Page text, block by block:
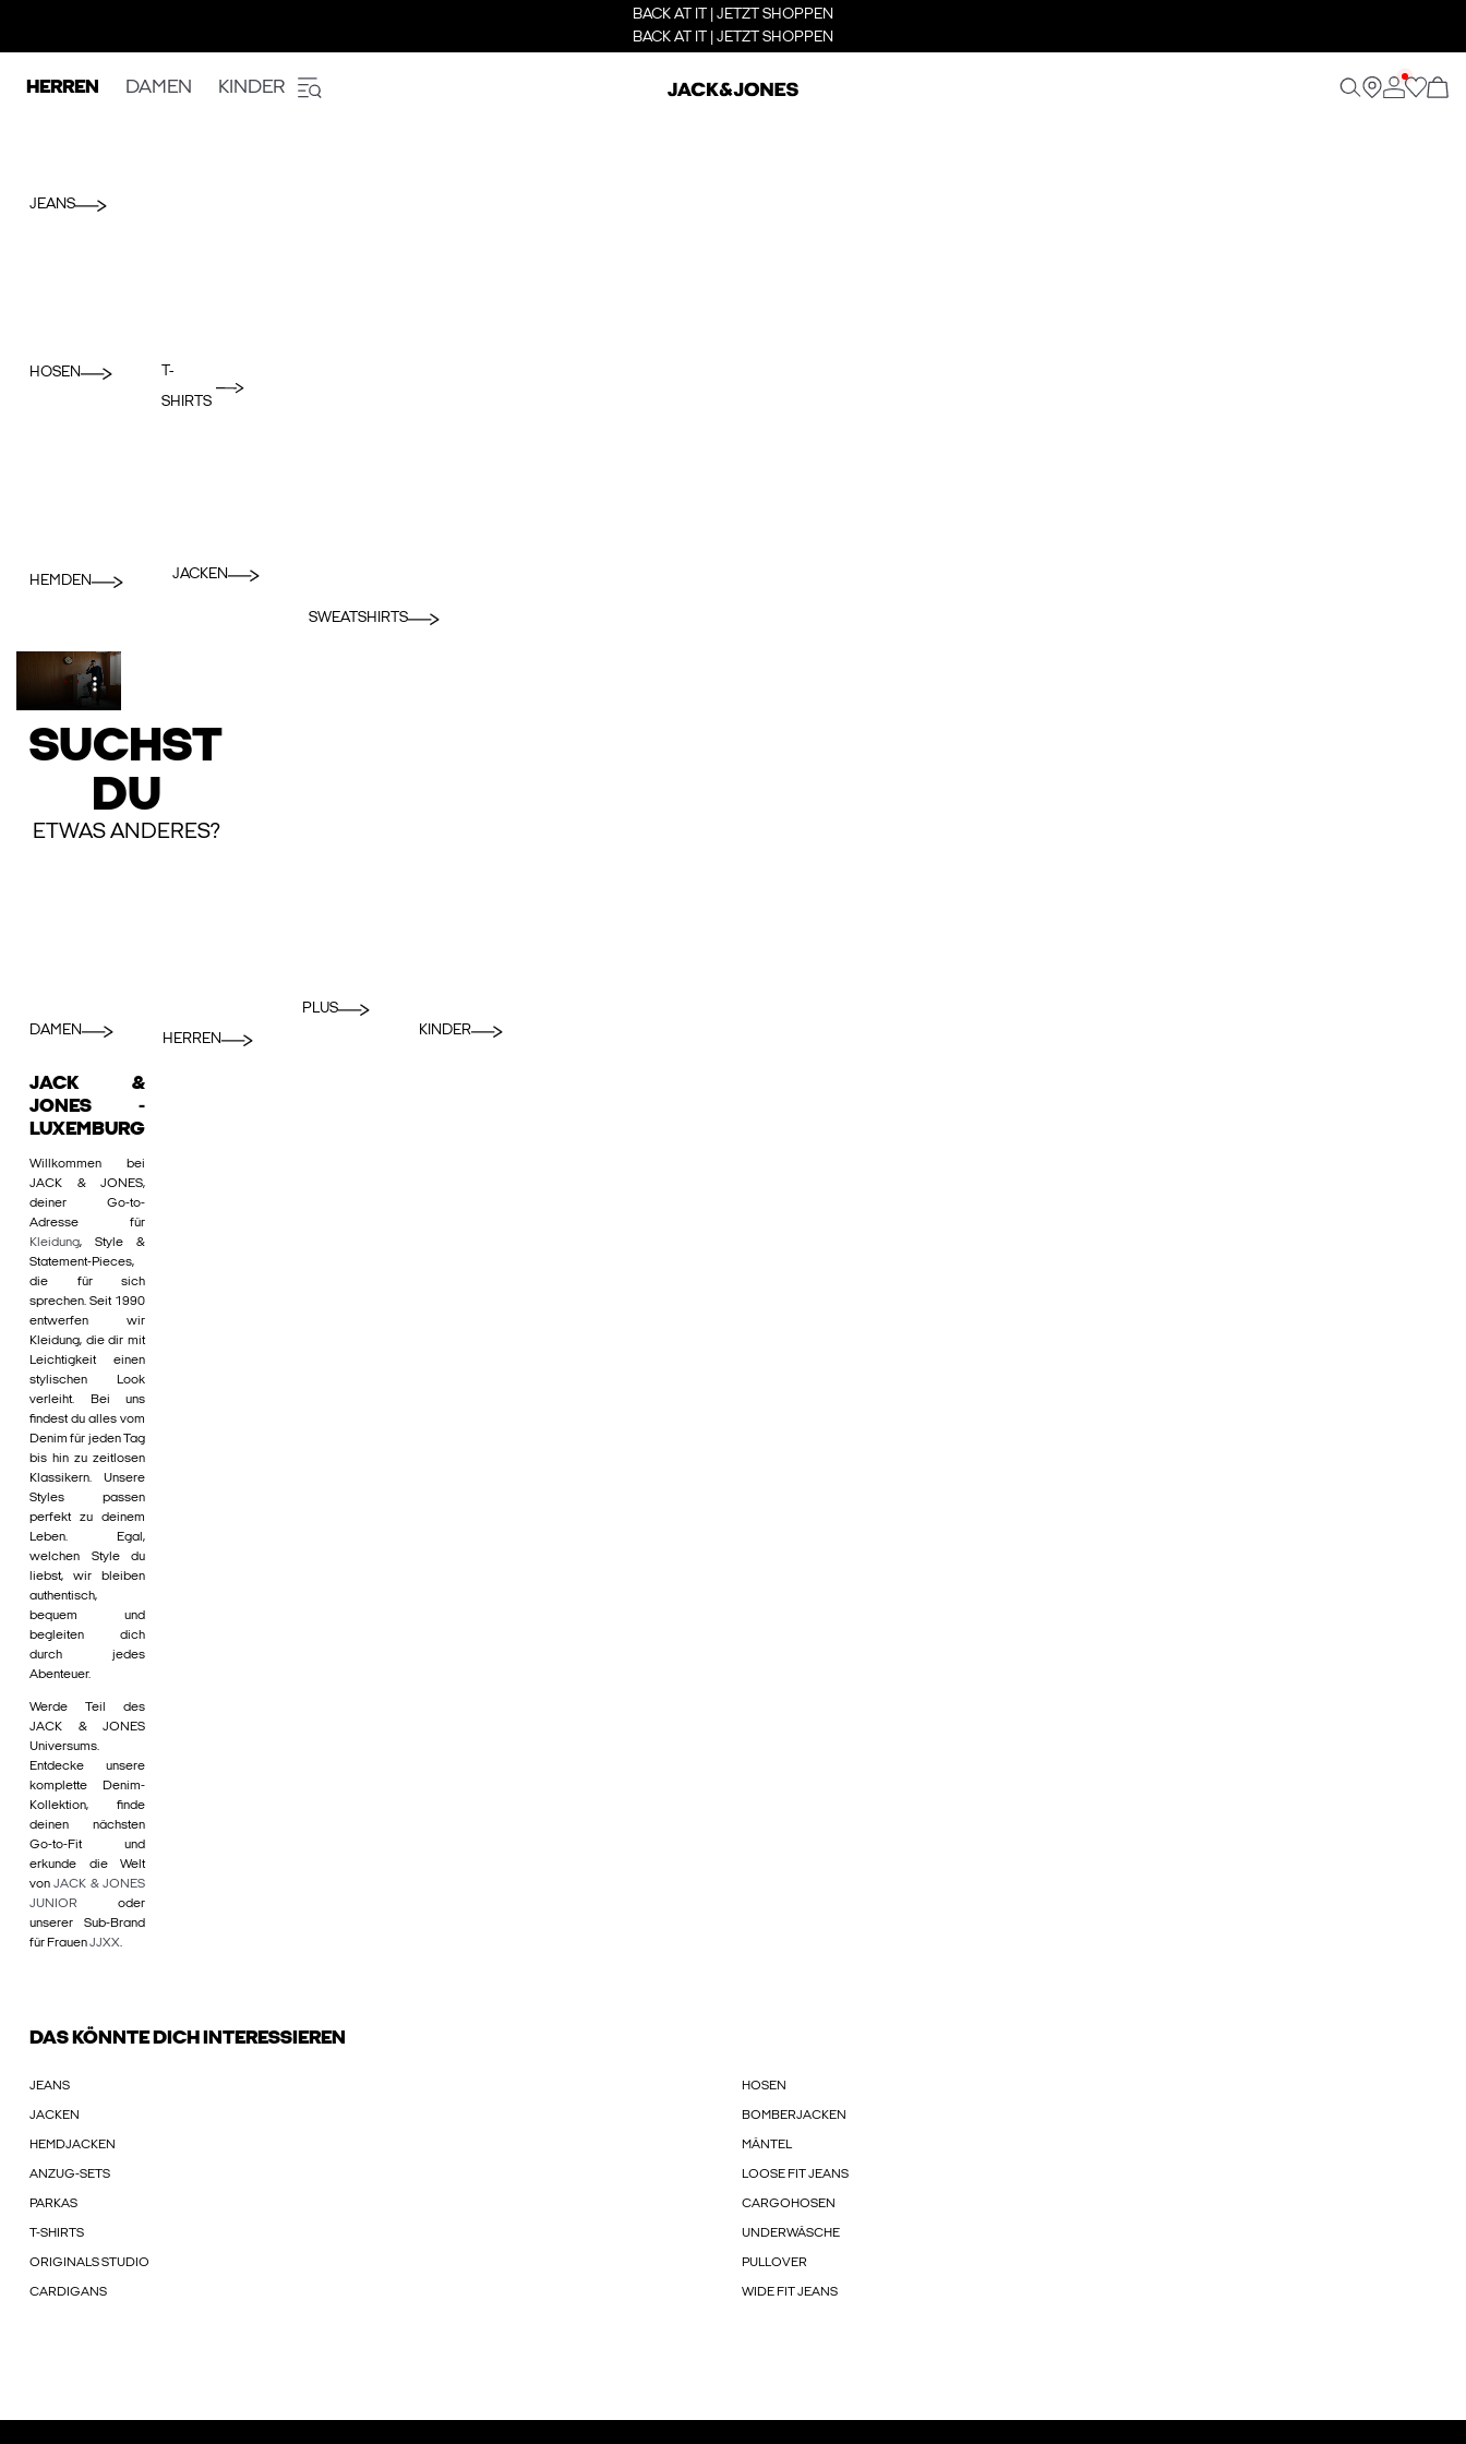
BACK AT IT | JETZT SHOPPEN
BACK AT IT | JETZT SHOPPEN
HERREN DAMEN KINDER
JEANS
HOSEN
T-
SHIRTS
HEMDEN JACKEN
SWEATSHIRTS
SUCHST
DU
ETWAS ANDERES?
DAMEN
HERREN
PLUS
KINDER
JACK &
JONES -
LUXEMBURG
Willkommen bei
JACK & JONES,
deiner Go-to-
Adresse für
Kleidung, Style &
Statement-Pieces,
die für sich
sprechen. Seit 1990
entwerfen wir
Kleidung, die dir mit
Leichtigkeit einen
stylischen Look
verleiht. Bei uns
findest du alles vom
Denim für jeden Tag
bis hin zu zeitlosen
Klassikern. Unsere
Styles passen
perfekt zu deinem
Leben. Egal,
welchen Style du
liebst, wir bleiben
authentisch,
bequem und
begleiten dich
durch jedes
Abenteuer.
Werde Teil des
JACK & JONES
Universums.
Entdecke unsere
komplette Denim-
Kollektion, finde
deinen nächsten
Go-to-Fit und
erkunde die Welt
vonJACK & JONES
JUNIOR oder
unserer Sub-Brand
für FrauenJJXX.
DAS KÖNNTE DICH INTERESSIEREN
JEANS HOSEN
JACKEN BOMBERJACKEN
HEMDJACKEN MÄNTEL
ANZUG-SETS LOOSE FIT JEANS
PARKAS CARGOHOSEN
T-SHIRTS UNDERWÄSCHE
ORIGINALS STUDIO PULLOVER
CARDIGANS WIDE FIT JEANS